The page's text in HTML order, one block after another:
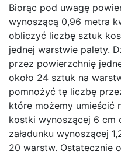
Biorąc pod uwagę
wynoszącą 0,96 metra
obliczyć liczbę sztuk
jednej warstwie palety.
przez powierzchnię
około 24 sztuk na
pomnożyć tę liczbę
które możemy umieścić
kostki wynoszącej 6 cm
załadunku wynoszącej
20 warstw. Ostatecznie